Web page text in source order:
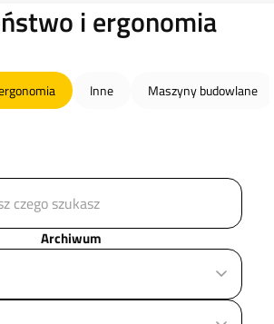
i ergonomia
Inne Maszyny budowlane
Archiwum